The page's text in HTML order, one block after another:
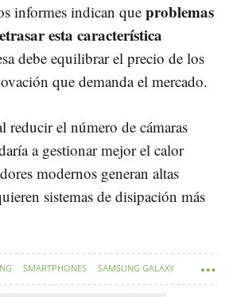
informes indican que problemas
esta característica
debe equilibrar el precio de los
que demanda el mercado.
reducir el número de cámaras
a gestionar mejor el calor
modernos generan altas
sistemas de disipación más
SMARTPHONES SAMSUNG GALAXY